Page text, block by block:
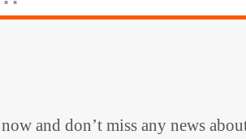
and don’t miss any news